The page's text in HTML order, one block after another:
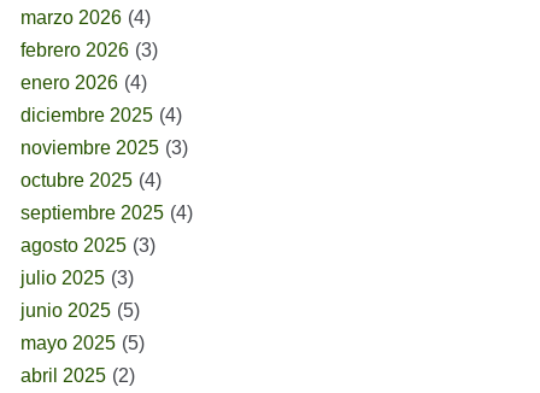
marzo 2026 (4)
febrero 2026 (3)
enero 2026 (4)
diciembre 2025 (4)
noviembre 2025 (3)
octubre 2025 (4)
septiembre 2025 (4)
agosto 2025 (3)
julio 2025 (3)
junio 2025 (5)
mayo 2025 (5)
abril 2025 (2)